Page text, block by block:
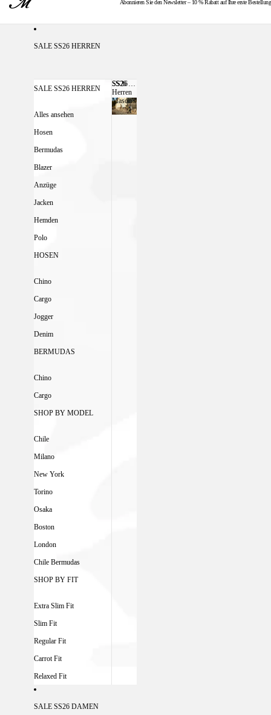
KOSTENLOSER VERSAND AB 300 €
Abonnieren Sie den Newsletter – 10 % Rabatt auf Ihre erste Bestellung
SALE SS26 HERREN
SALE SS26 HERREN
Alles ansehen
Hosen
Bermudas
Blazer
Anzüge
Jacken
Hemden
Polo
HOSEN
Chino
Cargo
Jogger
Denim
BERMUDAS
Chino
Cargo
SHOP BY MODEL
Chile
Milano
New York
Torino
Osaka
Boston
London
Chile Bermudas
SHOP BY FIT
Extra Slim Fit
Slim Fit
Regular Fit
Carrot Fit
Relaxed Fit
SS26
Herren
Mason's
SS26 HERREN MASON'S
SALE SS26 DAMEN